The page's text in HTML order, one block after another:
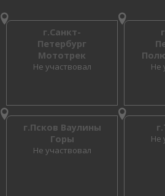
г.Санкт-
Петербург
Мототрек
Не участвовал Не
г.Псков Ваулины
Горы
Не участвовал
Не